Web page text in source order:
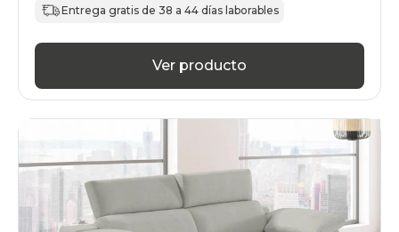
Entrega gratis de 38 a 44 días laborables
Ver producto